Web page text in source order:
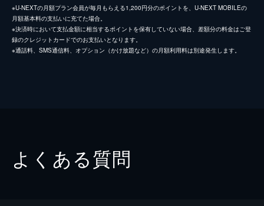
※U-NEXTの月額プラン会員が毎月もらえる1,200円分のポイントを、U-NEXT MOBILEの
月額基本料の支払いに充てた場合。
※決済時において支払金額に相当するポイントを保有していない場合、差額分の料金はご登
録のクレジットカードでのお支払いとなります。
※通話料、SMS通信料、オプション（かけ放題など）の月額利用料は別途発生します。
よくある質問